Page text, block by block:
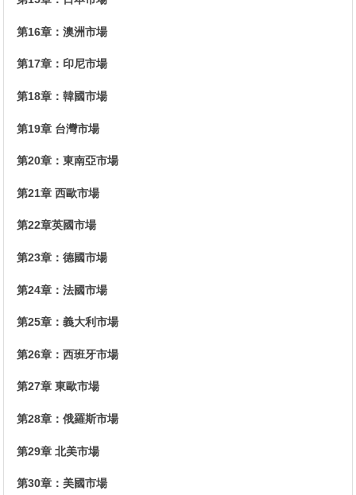
第16章：澳洲市場
第17章：印尼市場
第18章：韓國市場
第19章 台灣市場
第20章：東南亞市場
第21章 西歐市場
第22章英國市場
第23章：德國市場
第24章：法國市場
第25章：義大利市場
第26章：西班牙市場
第27章 東歐市場
第28章：俄羅斯市場
第29章 北美市場
第30章：美國市場